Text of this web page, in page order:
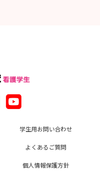
学生用お問い合わせ
よくあるご質問
個人情報保護方針